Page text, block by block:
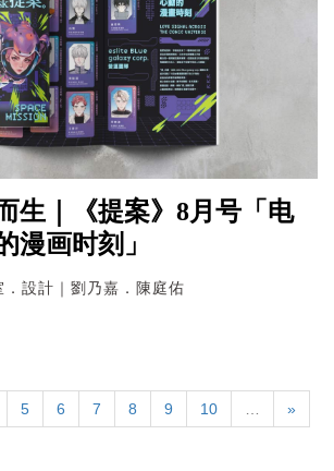
生｜《提案》8月号「电
漫画时刻」
．設計｜劉乃嘉．陳庭佑
5 6 7 8 9 10 »